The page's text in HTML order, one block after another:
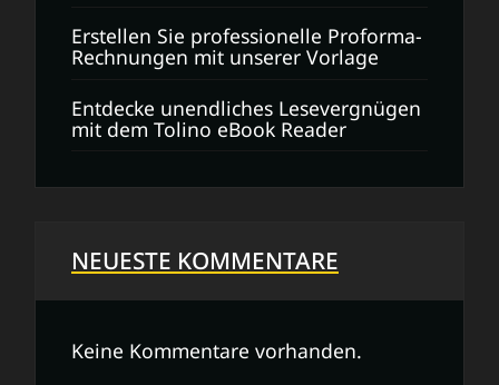
Erstellen Sie professionelle Proforma-
Rechnungen mit unserer Vorlage
Entdecke unendliches Lesevergnügen
mit dem Tolino eBook Reader
NEUESTE KOMMENTARE
Keine Kommentare vorhanden.